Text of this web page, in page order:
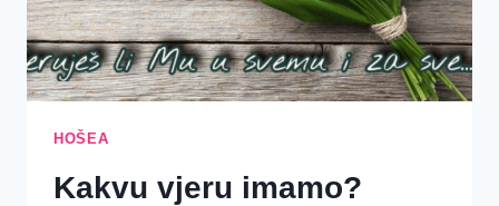
HOŠEA
Kakvu vjeru imamo?